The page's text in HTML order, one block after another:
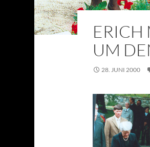
ERICH
UM
28. JUNI 2000